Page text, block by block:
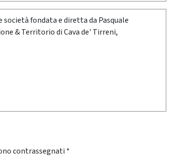
fondata e diretta da Pasquale
& Territorio di Cava de' Tirreni,
contrassegnati *